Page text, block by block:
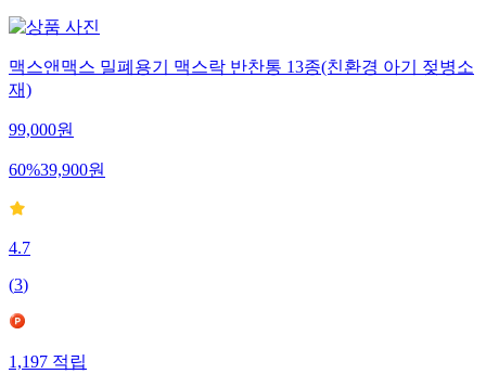
맥스앤맥스 밀폐용기 맥스락 반찬통 13종(친환경 아기 젖병소
재)
99,000원
60%39,900원
4.7
(3)
1,197 적립